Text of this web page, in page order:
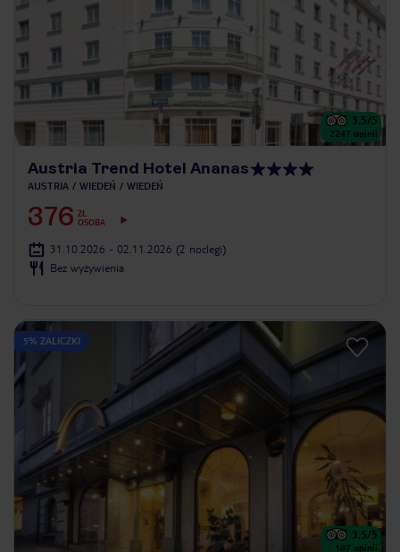
3.5/5
2247 opinii
Austria Trend Hotel Ananas
AUSTRIA WIEDEŃ WIEDEŃ
376 ZŁ
OSOBA
31.10.2026 - 02.11.2026 (2 noclegi)
Bez wyżywienia
5% ZALICZKI
3.5/5
187 opinii